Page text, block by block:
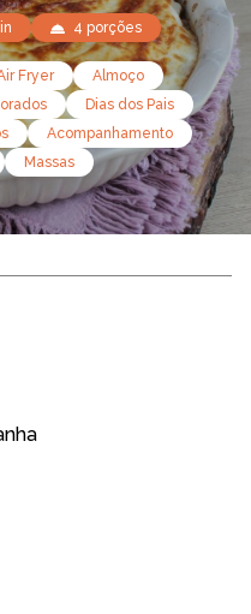
4 porções
Fryer
Almoço
Dias dos Pais
Acompanhamento
Massas